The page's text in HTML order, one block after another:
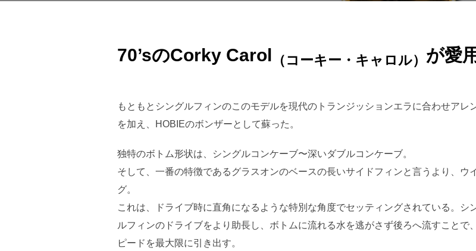
70’sのCorky Carol （コーキー・キャロル） が愛
もともとシングルフィンのこのモデルを現代のトランジッションエラに合わせアレ
を加え、HOBIEのボンザーとして蘇った。
独特のボトム形状は、シングルコンケーブ〜深いダブルコンケーブ。
そして、一番の特徴であるグラスオンのベースの長いサイドフィンと言うより、ウ
グ。
これは、ドライブ時に直角になるような特別な角度でセッティングされている。シ
ルフィンのドライブをより助長し、ボトムに流れる水を逃がさず後ろへ流すことで
ピードを最大限に引き出す。